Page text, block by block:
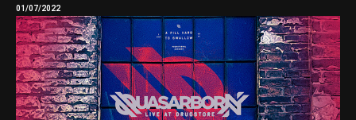
01/07/2022